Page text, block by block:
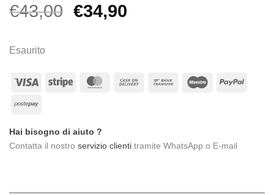
€43,00 Il
€43,00.
€34,90Il
€34,90.
Esaurito
Visa Stripe MasterCard
Cash
Bank
Maestro
Postepay
Hai bisogno di aiuto ?
Contatta il nostro servizio clienti tramite WhatsApp o E-mail